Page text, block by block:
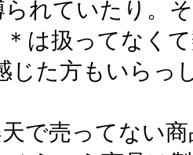
られていたり。
は扱ってなく
じた方もいらっ
で売ってない